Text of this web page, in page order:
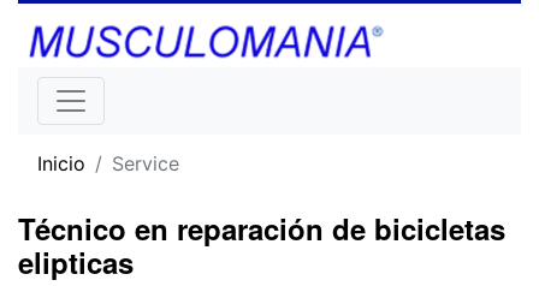
Inicio Service
Técnico en reparación de bicicletas
elipticas